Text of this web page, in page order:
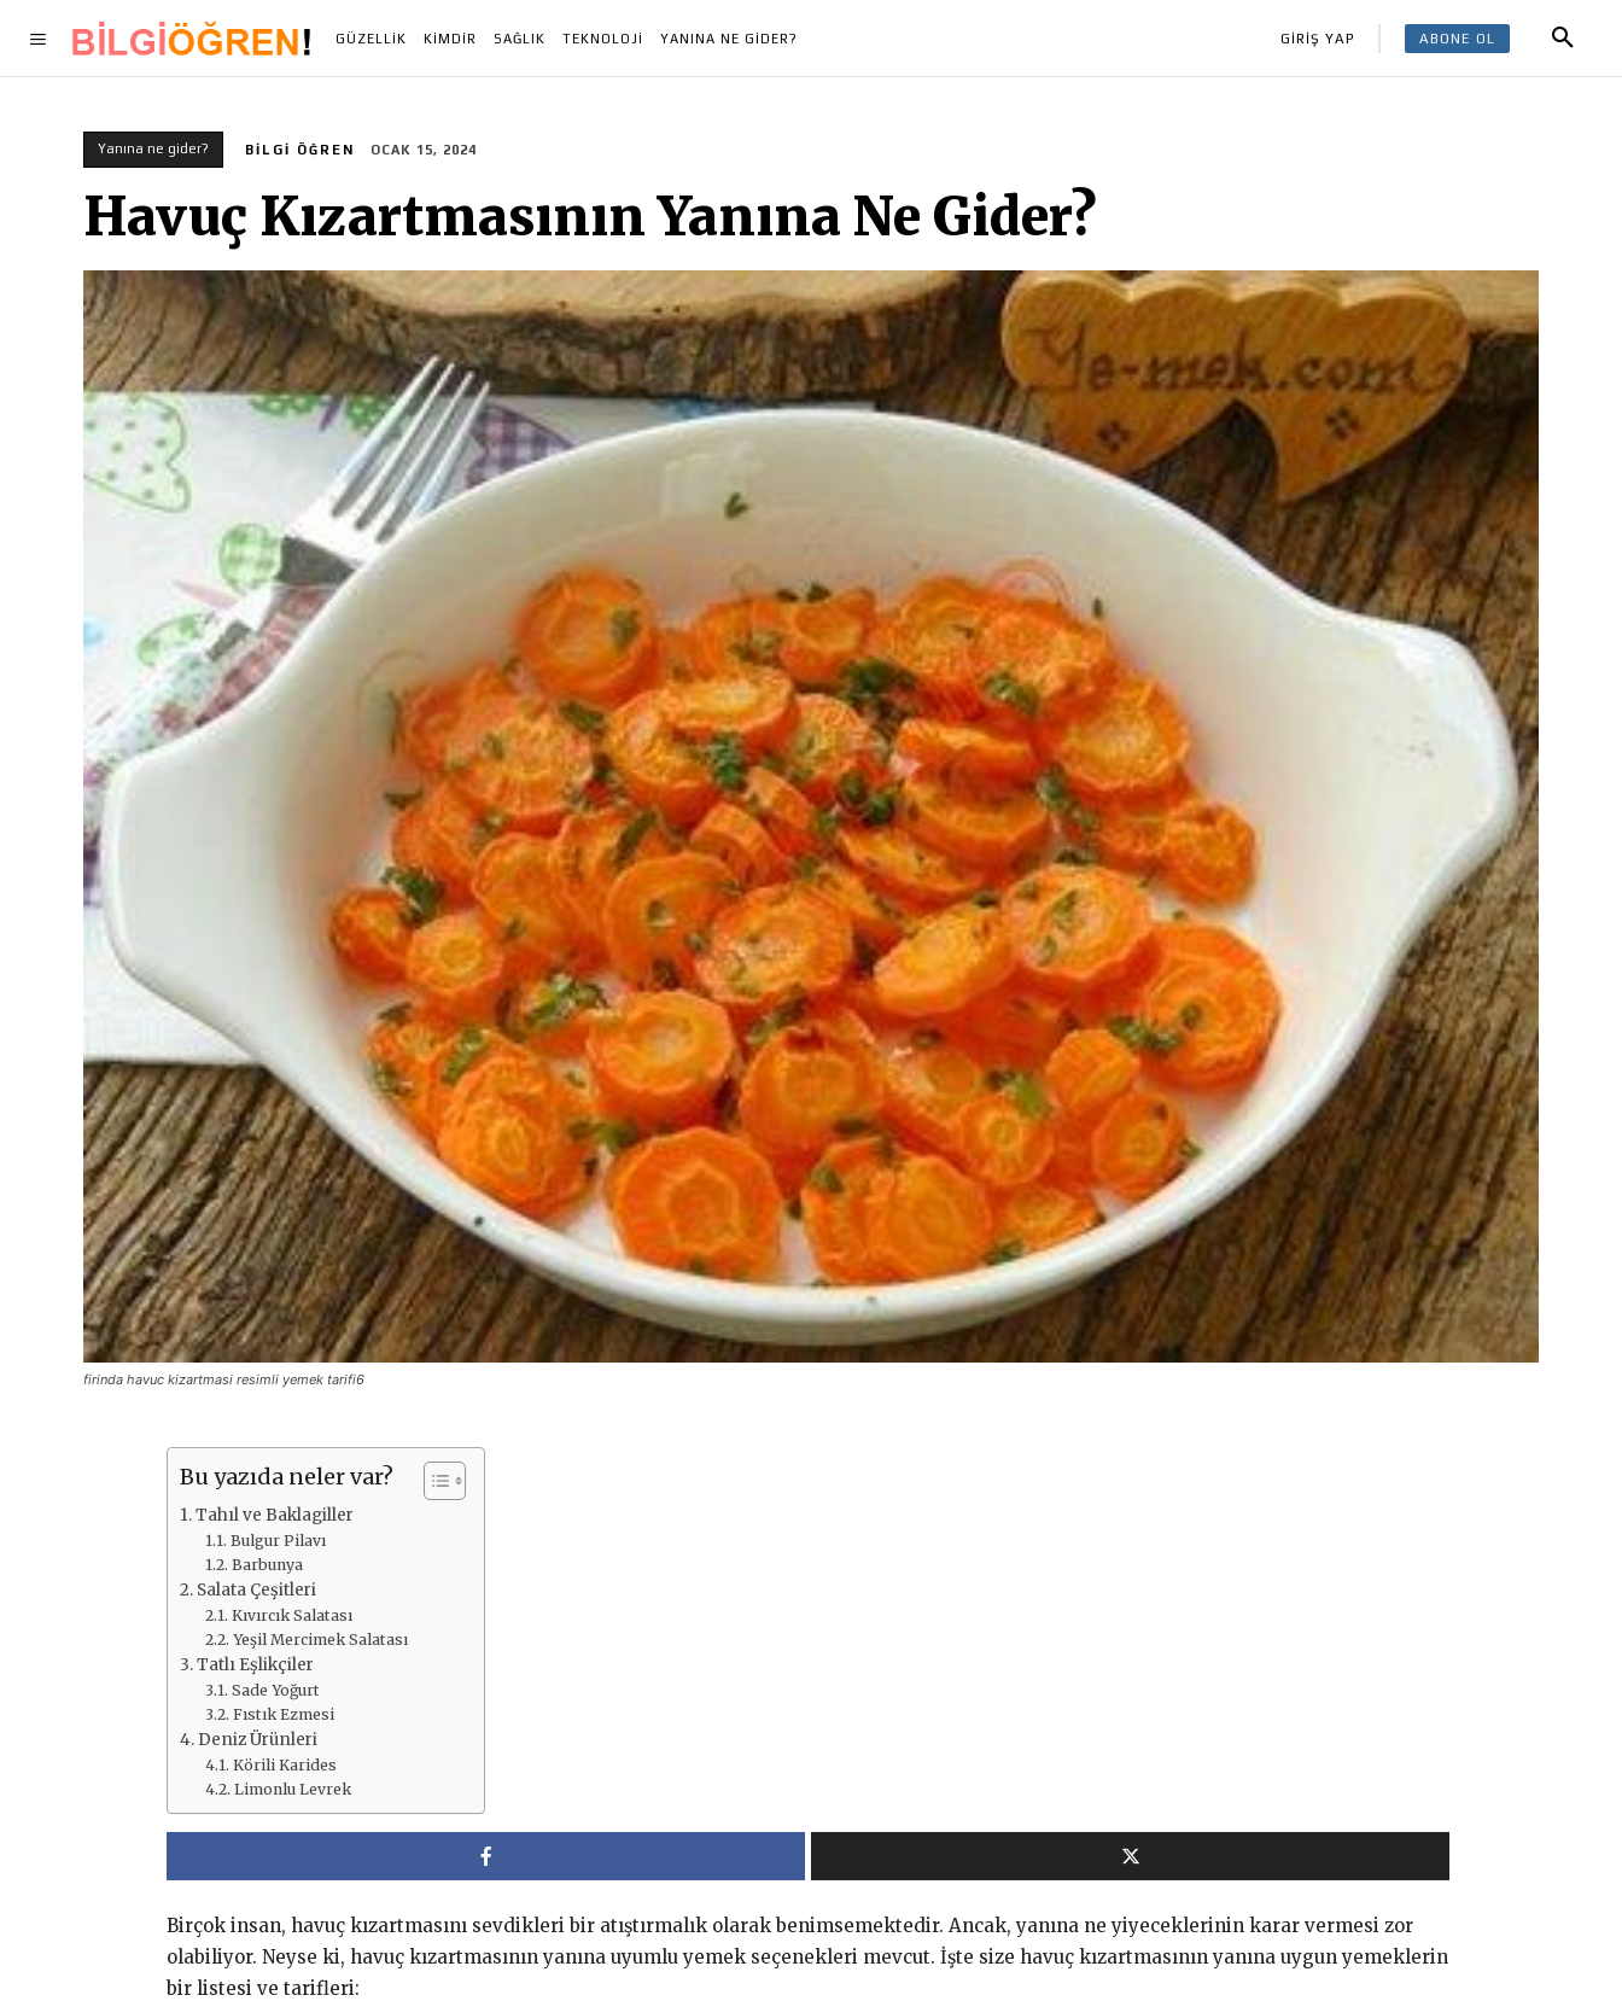
GÜZELLIK KIMDIR SAĞLIK TEKNOLOJI YANINA NE GIDER? GİRİŞ YAP ABONE OL
Yanına ne gider? BILGI ÖĞREN OCAK 15, 2024
Havuç Kızartmasının Yanına Ne Gider?
firinda havuc kizartmasi resimli yemek tarifi6
Bu yazıda neler var?
Tahıl ve Baklagiller
Bulgur Pilavı
Barbunya
Salata Çeşitleri
Kıvırcık Salatası
Yeşil Mercimek Salatası
Tatlı Eşlikçiler
Sade Yoğurt
Fıstık Ezmesi
Deniz Ürünleri
Körili Karides
Limonlu Levrek
Birçok insan, havuç kızartmasını sevdikleri bir atıştırmalık olarak benimsemektedir. Ancak, yanına ne yiyeceklerinin karar vermesi zor
olabiliyor. Neyse ki, havuç kızartmasının yanına uyumlu yemek seçenekleri mevcut. İşte size havuç kızartmasının yanına uygun yemeklerin
bir listesi ve tarifleri: